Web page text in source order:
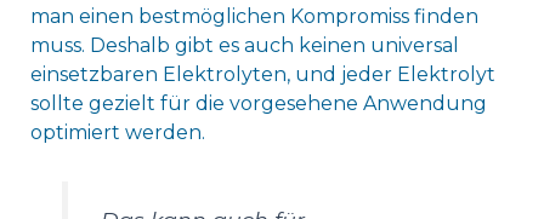
man einen bestmöglichen Kompromiss finden
muss. Deshalb gibt es auch keinen universal
einsetzbaren Elektrolyten, und jeder Elektrolyt
sollte gezielt für die vorgesehene Anwendung
optimiert werden.